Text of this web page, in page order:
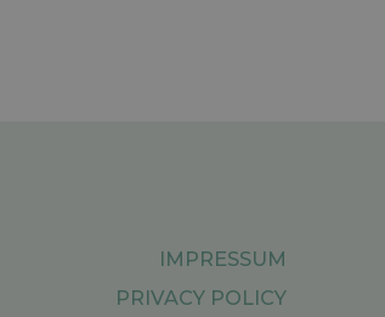
IMPRESSUM
PRIVACY POLICY